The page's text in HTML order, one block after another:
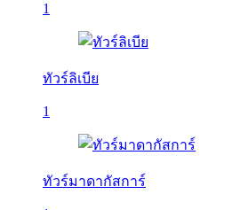
1
ทัวร์ลิเบีย
1
ทัวร์มาดากัสการ์